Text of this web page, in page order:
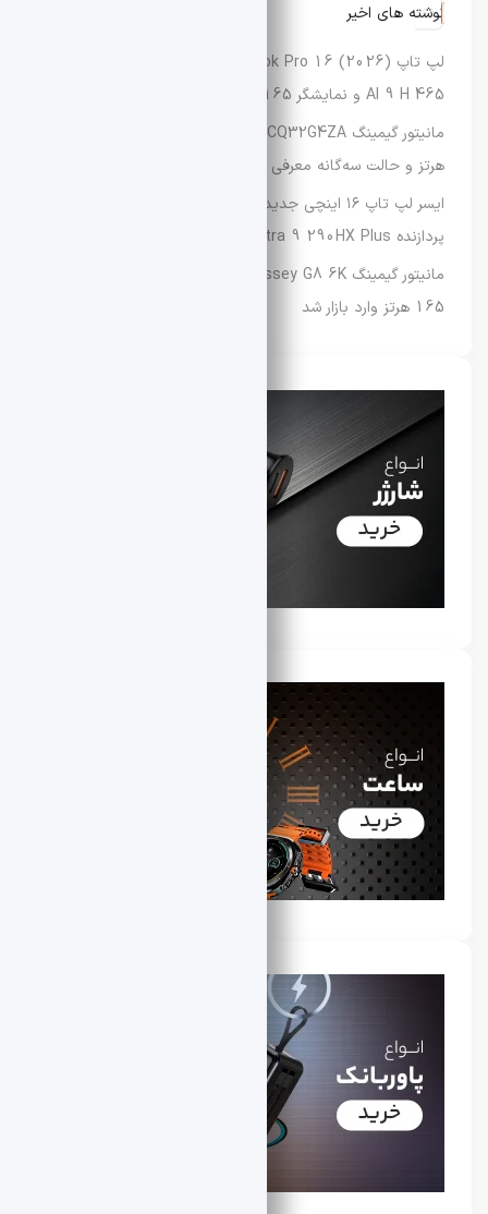
نوشته های اخیر
AI 9 H 465 و نمایشگر OLED 165 هرتزی معرفی شد
هرتز و حالت سه‌گانه معرفی شد
پردازنده Core Ultra 9 290HX Plus عرضه کرد
165 هرتز وارد بازار شد